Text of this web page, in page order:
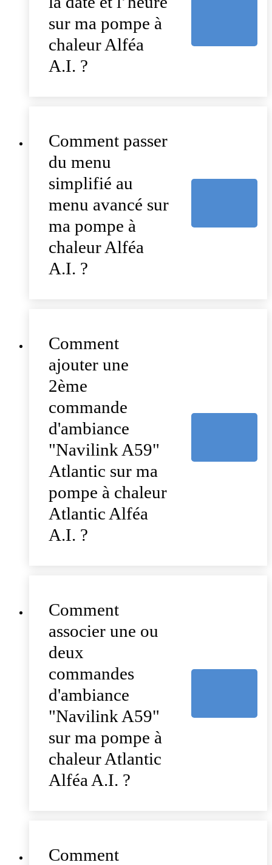
sur ma pompe à
chaleur Alféa
A.I. ?
Comment passer
du menu
simplifié au
menu avancé sur
ma pompe à
chaleur Alféa
A.I. ?
Comment
ajouter une
2ème
commande
d'ambiance
"Navilink A59"
Atlantic sur ma
pompe à chaleur
Atlantic Alféa
A.I. ?
Comment
associer une ou
deux
commandes
d'ambiance
"Navilink A59"
sur ma pompe à
chaleur Atlantic
Alféa A.I. ?
Comment